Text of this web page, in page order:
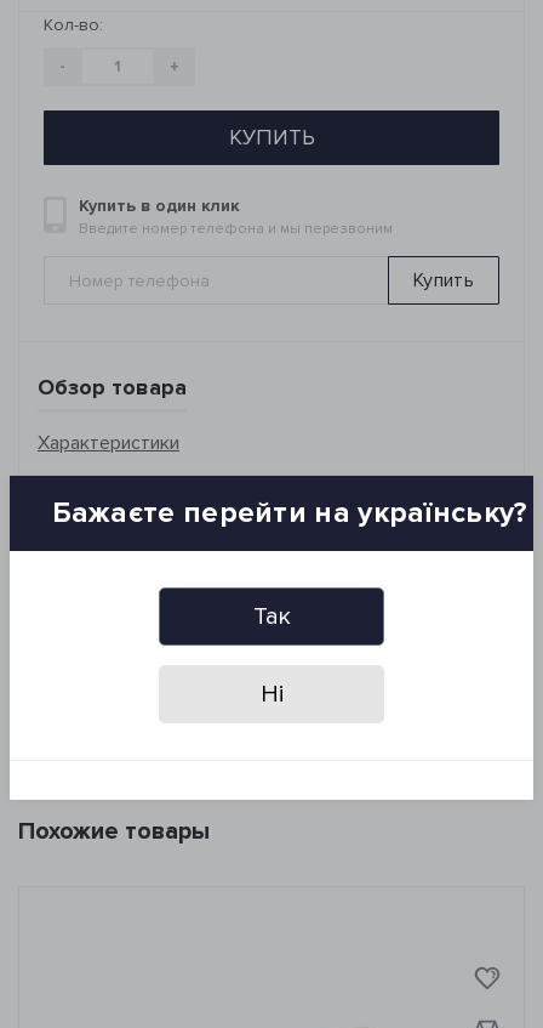
Кол-во:
- +
КУПИТЬ
Купить в один клик
Введите номер телефона и мы перезвоним
Купить
Обзор товара
Характеристики
Отзывов (0)
Основа: хлопковая, стеганная
Плотность: 1760 г/м2
Похожие товары
Бажаєте перейти на українську?
Так
Ні